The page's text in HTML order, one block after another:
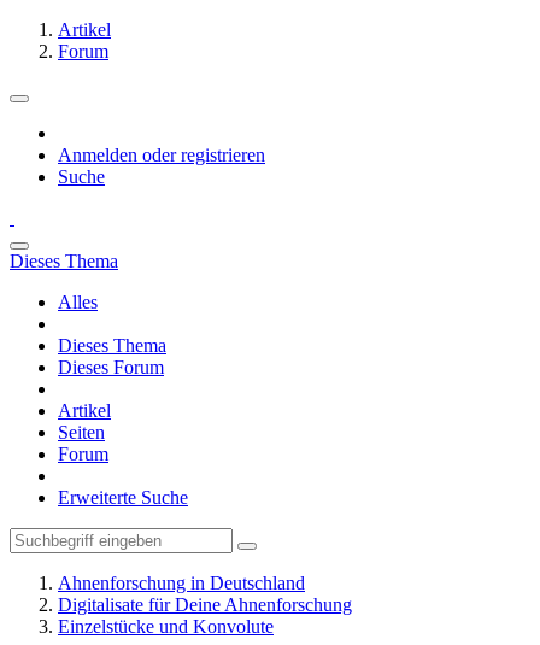
Artikel
Forum
Anmelden oder registrieren
Suche
Dieses Thema
Alles
Dieses Thema
Dieses Forum
Artikel
Seiten
Forum
Erweiterte Suche
Ahnenforschung in Deutschland
Digitalisate für Deine Ahnenforschung
Einzelstücke und Konvolute